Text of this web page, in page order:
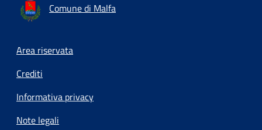
Comune di Malfa
Footer menu
Area riservata
Crediti
Informativa privacy
Note legali